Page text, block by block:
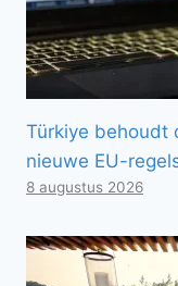
Türkiye behoudt
nieuwe EU-
8 augustus 2026